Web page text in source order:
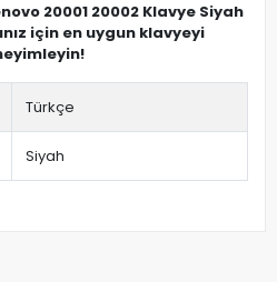
20001 20002 Klavye Siyah
için en uygun klavyeyi
Türkçe
Siyah